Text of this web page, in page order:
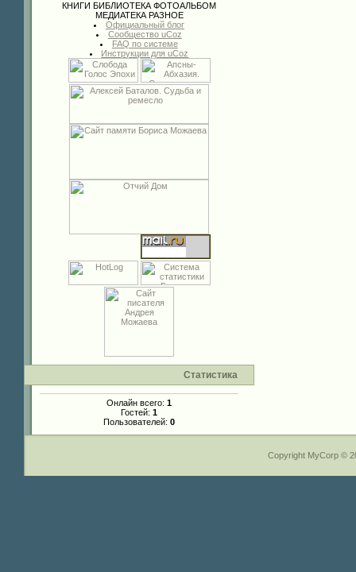
КНИГИ БИБЛИОТЕКА ФОТОАЛЬБОМ
МЕДИАТЕКА РАЗНОЕ
Официальный блог
Сообщество uCoz
FAQ по системе
Инструкции для uCoz
Статистика
Онлайн всего: 1
Гостей: 1
Пользователей: 0
Copyright MyCorp ©